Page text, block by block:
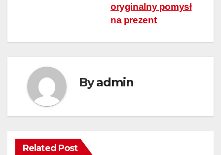
oryginalny pomysł
na prezent
Byadmin
Related Post